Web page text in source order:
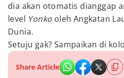
dia akan otomatis dianggap
level Yonko oleh Angkatan
Dunia.
Setuju gak? Sampaikan di
Share Article